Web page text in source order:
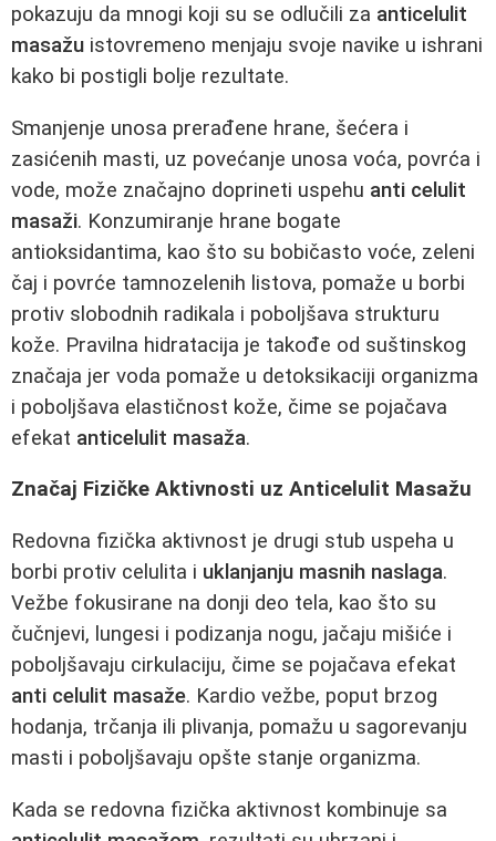
pokazuju da mnogi koji su se odlučili za anticelulit
masažu istovremeno menjaju svoje navike u ishrani
kako bi postigli bolje rezultate.
Smanjenje unosa prerađene hrane, šećera i
zasićenih masti, uz povećanje unosa voća, povrća i
vode, može značajno doprineti uspehu anti celulit
masaži. Konzumiranje hrane bogate
antioksidantima, kao što su bobičasto voće, zeleni
čaj i povrće tamnozelenih listova, pomaže u borbi
protiv slobodnih radikala i poboljšava strukturu
kože. Pravilna hidratacija je takođe od suštinskog
značaja jer voda pomaže u detoksikaciji organizma
i poboljšava elastičnost kože, čime se pojačava
efekat anticelulit masaža.
Značaj Fizičke Aktivnosti uz Anticelulit Masažu
Redovna fizička aktivnost je drugi stub uspeha u
borbi protiv celulita i uklanjanju masnih naslaga.
Vežbe fokusirane na donji deo tela, kao što su
čučnjevi, lungesi i podizanja nogu, jačaju mišiće i
poboljšavaju cirkulaciju, čime se pojačava efekat
anti celulit masaže. Kardio vežbe, poput brzog
hodanja, trčanja ili plivanja, pomažu u sagorevanju
masti i poboljšavaju opšte stanje organizma.
Kada se redovna fizička aktivnost kombinuje sa